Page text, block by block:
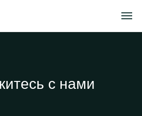
с нами